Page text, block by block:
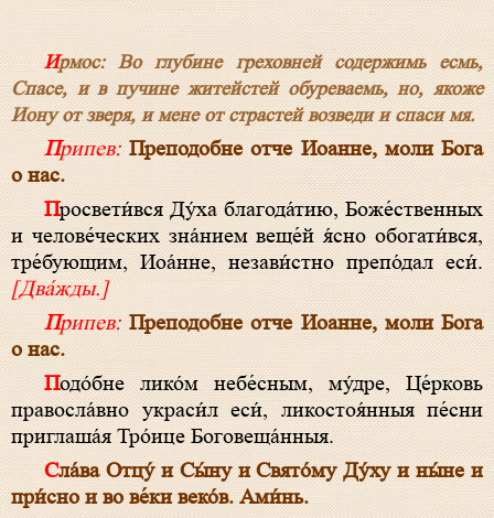
Ирмос: Во глубине греховней содержимь есмь,
Спасе, и в пучине житейстей обуреваемь, но, якоже
Иону от зверя, и мене от страстей возведи и спаси мя.
Припев: Преподобне отче Иоанне, моли Бога
о нас.
Просвети́вся Ду́ха благода́тию, Боже́ственных
и челове́ческих зна́нием веще́й я́сно обогати́вся,
тре́бующим, Иоа́нне, незави́стно препо́дал еси́.
[Два́жды.]
Припев: Преподобне отче Иоанне, моли Бога
о нас.
Подо́бне лико́м небе́сным, му́дре, Це́рковь
правосла́вно украси́л еси́, ликостоя́нныя пе́сни
приглаша́я Тро́ице Боговеща́нныя.
Сла́ва Отцу́ и Сы́ну и Свято́му Ду́ху и ны́не и
при́сно и во ве́ки веко́в. Ами́нь.